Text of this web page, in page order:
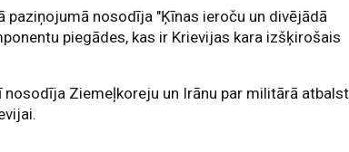
paziņojumā nosodīja "Ķīnas ieroču un divējādā
piegādes, kas ir Krievijas kara izšķirošais
nosodīja Ziemeļkoreju un Irānu par militārā